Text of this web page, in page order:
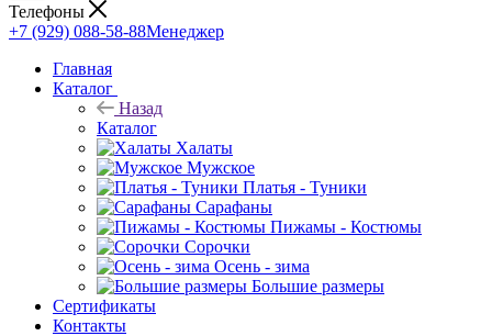
Телефоны
+7 (929) 088-58-88Менеджер
Главная
Каталог
Назад
Каталог
Халаты
Мужское
Платья - Туники
Сарафаны
Пижамы - Костюмы
Сорочки
Oсень - зима
Большие размеры
Сертификаты
Контакты